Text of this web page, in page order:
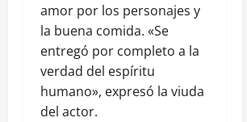
amor por los personajes y
la buena comida. «Se
entregó por completo a la
verdad del espíritu
humano», expresó la viuda
del actor.